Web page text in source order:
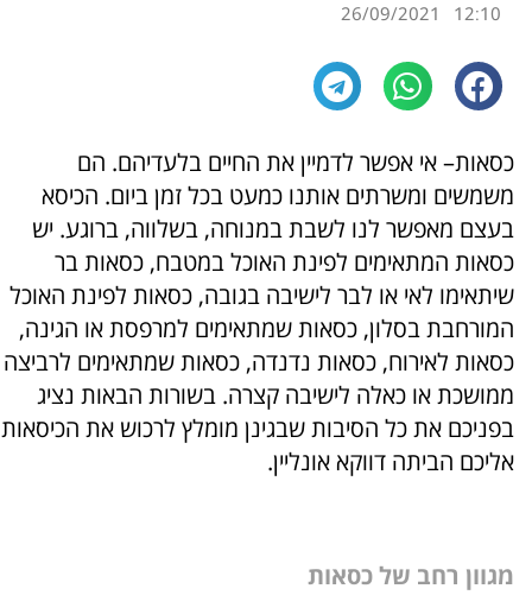
12:10
26/09/2021
כסאות–אי אפשר לדמיין את החיים בלעדיהם. הם
משמשים ומשרתים אותנו כמעט בכל זמן ביום. הכיסא
בעצם מאפשר לנו לשבת במנוחה, בשלווה, ברוגע. יש
כסאות המתאימים לפינת האוכל במטבח, כסאות בר
שיתאימו לאי או לבר לישיבה בגובה, כסאות לפינת האוכל
המורחבת בסלון, כסאות שמתאימים למרפסת או הגינה,
כסאות לאירוח, כסאות נדנדה, כסאות שמתאימים לרביצה
ממושכת או כאלה לישיבה קצרה. בשורות הבאות נציג
בפניכם את כל הסיבות שבגינן מומלץ לרכוש את הכיסאות
אליכם הביתה דווקא אונליין.
מגוון רחב של כסאות